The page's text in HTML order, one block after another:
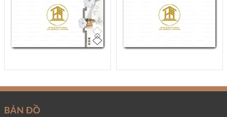
BẢN ĐỒ